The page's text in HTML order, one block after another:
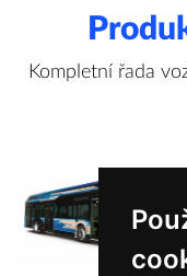
Kompletní řada